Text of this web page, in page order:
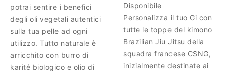
potrai sentire i benefici
degli oli vegetali autentici
sulla tua pelle ad ogni
utilizzo. Tutto naturale è
arricchito con burro di
karité biologico e olio di
Disponibile
Personalizza il tuo Gi con
tutte le toppe del kimono
Brazilian Jiu Jitsu della
squadra francese CSNG,
inizialmente destinate ai